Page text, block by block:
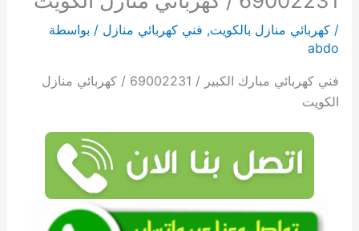
/ كهربائي منازل بالكويت, فني كهربائي منازل / بواسطة
abdo
فني كهربائي مبارك الكبير / 69002231 / كهربائي منازل
الكويت